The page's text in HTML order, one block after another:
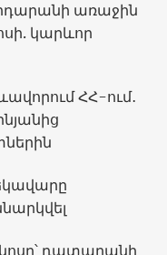
առաջին
կարևոր
ՀՀ-ում․
դատարանի